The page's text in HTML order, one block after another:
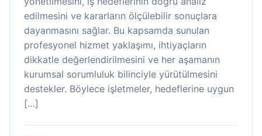
edilmesini ve kararların ölçülebilir sonuçlara
dayanmasını sağlar. Bu kapsamda sunulan
profesyonel hizmet yaklaşımı, ihtiyaçların
dikkatle değerlendirilmesini ve her aşamanın
kurumsal sorumluluk bilinciyle yürütülmesini
destekler. Böylece işletmeler, hedeflerine uygun
[…]